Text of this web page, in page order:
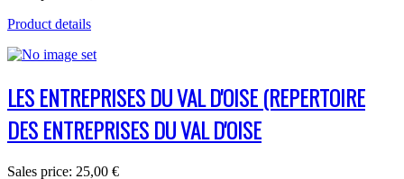
Product details
LES ENTREPRISES DU VAL D'OISE (REPERTOIRE
DES ENTREPRISES DU VAL D'OISE
Sales price: 25,00 €